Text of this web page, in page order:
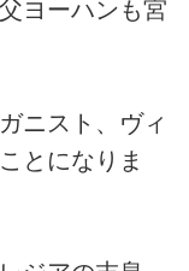
ヨーハンも宮
ニスト、ヴィ
とになりま